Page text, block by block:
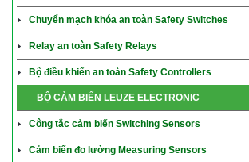
Chuyển mạch khóa an toàn Safety Switches
Relay an toàn Safety Relays
Bộ điều khiển an toàn Safety Controllers
BỘ CẢM BIẾN LEUZE ELECTRONIC
Công tắc cảm biến Switching Sensors
Cảm biến đo lường Measuring Sensors